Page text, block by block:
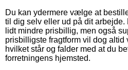
Du kan ydermere vælge at
til dig selv eller ud på dit
lidt mindre prisbillig, men også
prisbilligste fragtform vil dog
hvilket står og falder med at du
forretningens hjemsted.